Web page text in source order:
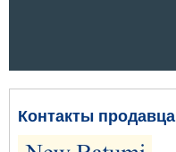
Контакты продавца